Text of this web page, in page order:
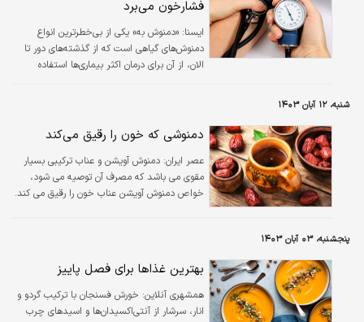
فشارخون می‌برد
ايسنا: «دمنوش به» یکی از بی‌خطرترین انواع
دمنوش‌های گیاهی است که از گذشته‌های دور تا
الان، از آن برای درمان اکثر بیماری‌ها استفاده
شنبه، ۱۲ آبان ۱۴۰۳
دمنوشی که خون را رقیق می‌کند
عصر ایران: دمنوش آویشن و عناب ترکیبی بسیار
مقوی می باشد که مصرف آن توصیه می شود،
خواص دمنوش آویشن عناب خون را رقیق می کند.
پنجشنبه، ۰۳ آبان ۱۴۰۳
بهترین غذاها برای فصل پاییز
همشهری آنلاین: خورش فسنجان با ترکیب گردو و
انار، سرشار از آنتی‌اکسیدان‌ها و اسیدهای چرب